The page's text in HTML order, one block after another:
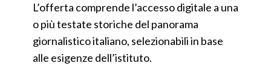
L’offerta comprende l’accesso digitale a una
o più testate storiche del panorama
giornalistico italiano, selezionabili in base
alle esigenze dell’istituto.